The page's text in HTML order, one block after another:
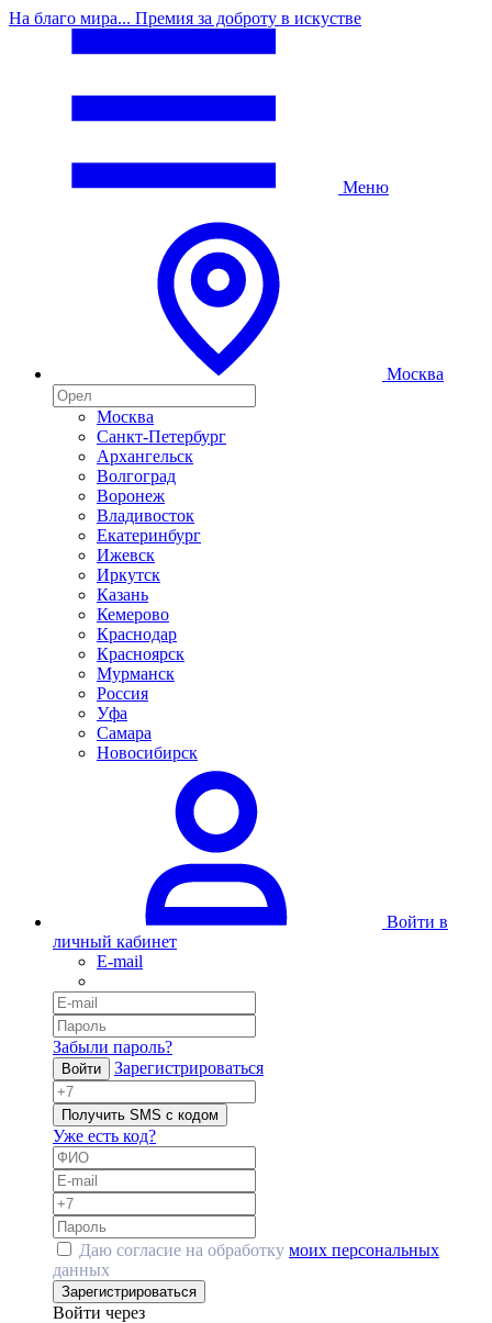
На благо мира... Премия за доброту в искустве
Меню
Москва
Москва
Санкт-Петербург
Архангельск
Волгоград
Воронеж
Владивосток
Екатеринбург
Ижевск
Иркутск
Казань
Кемерово
Краснодар
Красноярск
Мурманск
Россия
Уфа
Самара
Новосибирск
Войти в
личный кабинет
E-mail
Забыли пароль?
Войти Зарегистрироваться
Получить SMS с кодом
Уже есть код?
Даю согласие на обработку моих персональных
данных
Зарегистрироваться
Войти через